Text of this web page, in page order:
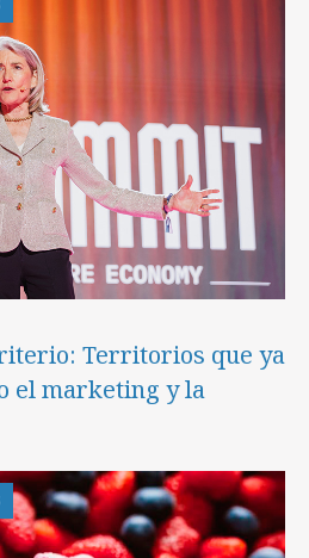
Territorios que ya
el marketing y la